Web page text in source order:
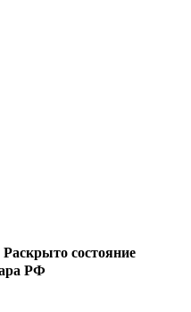
состояние
РФ